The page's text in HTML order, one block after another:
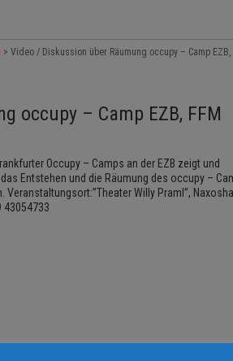
> Video / Diskussion über Räumung occupy – Camp EZB,
occupy – Camp EZB, FFM
Occupy – Camps an der EZB zeigt und
Entstehen und die Räumung des occupy –
Veranstaltungsort:”Theater Willy Praml”,
43054733